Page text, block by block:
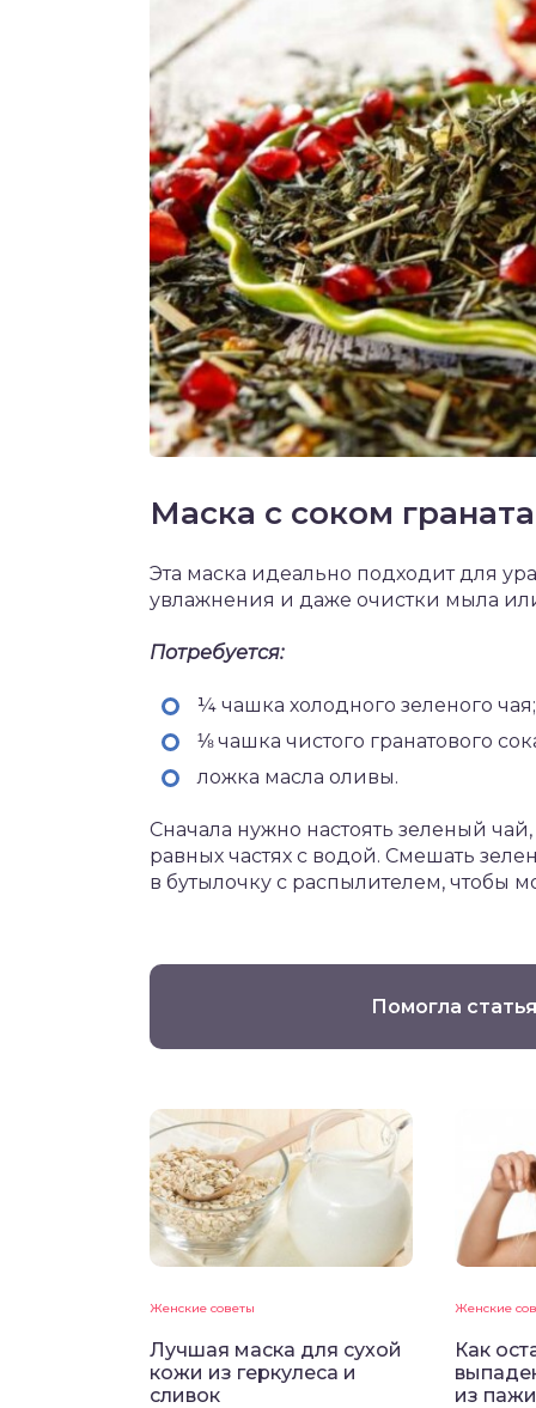
Маска с соком граната
Эта маска идеально подходит для
увлажнения и даже очистки мыла
Потребуется:
¼ чашка холодного зеленого чая;
⅛ чашка чистого гранатового
ложка масла оливы.
Сначала нужно настоять зеленый
равных частях с водой. Смешать
в бутылочку с распылителем, чтобы
Помогла
Женские советы
Лучшая маска для сухой
кожи из геркулеса и
сливок
Женские
Как
из